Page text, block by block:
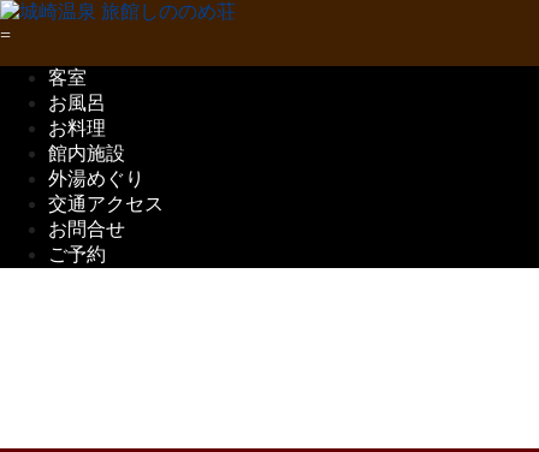
客室
お風呂
お料理
館内施設
外湯めぐり
交通アクセス
お問合せ
ご予約